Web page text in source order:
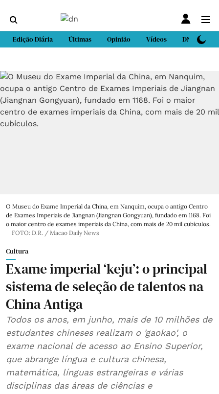
Edição Diária Últimas Opinião Vídeos DN Sport
O Museu do Exame Imperial da China, em Nanquim, ocupa o antigo Centro
de Exames Imperiais de Jiangnan (Jiangnan Gongyuan), fundado em 1168. Foi
o maior centro de exames imperiais da China, com mais de 20 mil cubículos.
FOTO: D.R. / Macao Daily News
Cultura
Exame imperial ‘keju’: o principal
sistema de seleção de talentos na
China Antiga
Todos os anos, em junho, mais de 10 milhões de
estudantes chineses realizam o 'gaokao', o
exame nacional de acesso ao Ensino Superior,
que abrange língua e cultura chinesa,
matemática, línguas estrangeiras e várias
disciplinas das áreas de ciências e